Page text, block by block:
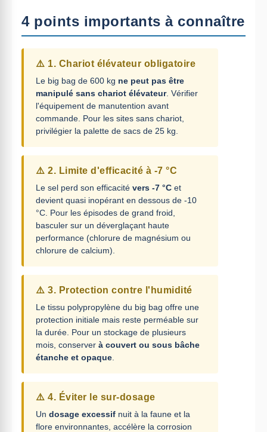
4 points importants à connaître
⚠️ 1. Chariot élévateur obligatoire
Le big bag de 600 kg ne peut pas être
manipulé sans chariot élévateur. Vérifier
l'équipement de manutention avant
commande. Pour les sites sans chariot,
privilégier la palette de sacs de 25 kg.
⚠️ 2. Limite d'efficacité à -7 °C
Le sel perd son efficacité vers -7 °C et
devient quasi inopérant en dessous de -10
°C. Pour les épisodes de grand froid,
basculer sur un déverglaçant haute
performance (chlorure de magnésium ou
chlorure de calcium).
⚠️ 3. Protection contre l'humidité
Le tissu polypropylène du big bag offre une
protection initiale mais reste perméable sur
la durée. Pour un stockage de plusieurs
mois, conserver à couvert ou sous bâche
étanche et opaque
⚠️ 4. Éviter le sur-dosage
Un dosage excessif nuit à la faune et la
flore environnantes, accélère la corrosion